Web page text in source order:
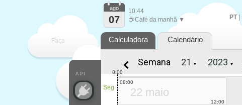
Faça
cada
PT|
API
ago
07
10:44
☕Café da manhã ▼
Calculadora Calendário
Semana ▼ ▼
Seg
8:00
22 maio
08:00
12:00